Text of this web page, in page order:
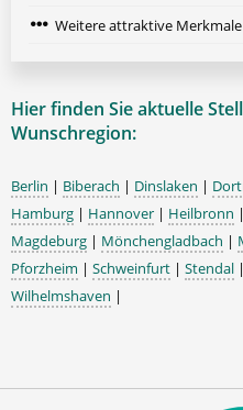
Weitere attraktive Merkmale
Hier finden Sie aktuelle
Wunschregion:
Berlin | Biberach | Dinslaken |
Hamburg | Hannover | Heilbronn |
Magdeburg | Mönchengladbach |
Pforzheim | Schweinfurt | Stendal |
Wilhelmshaven |